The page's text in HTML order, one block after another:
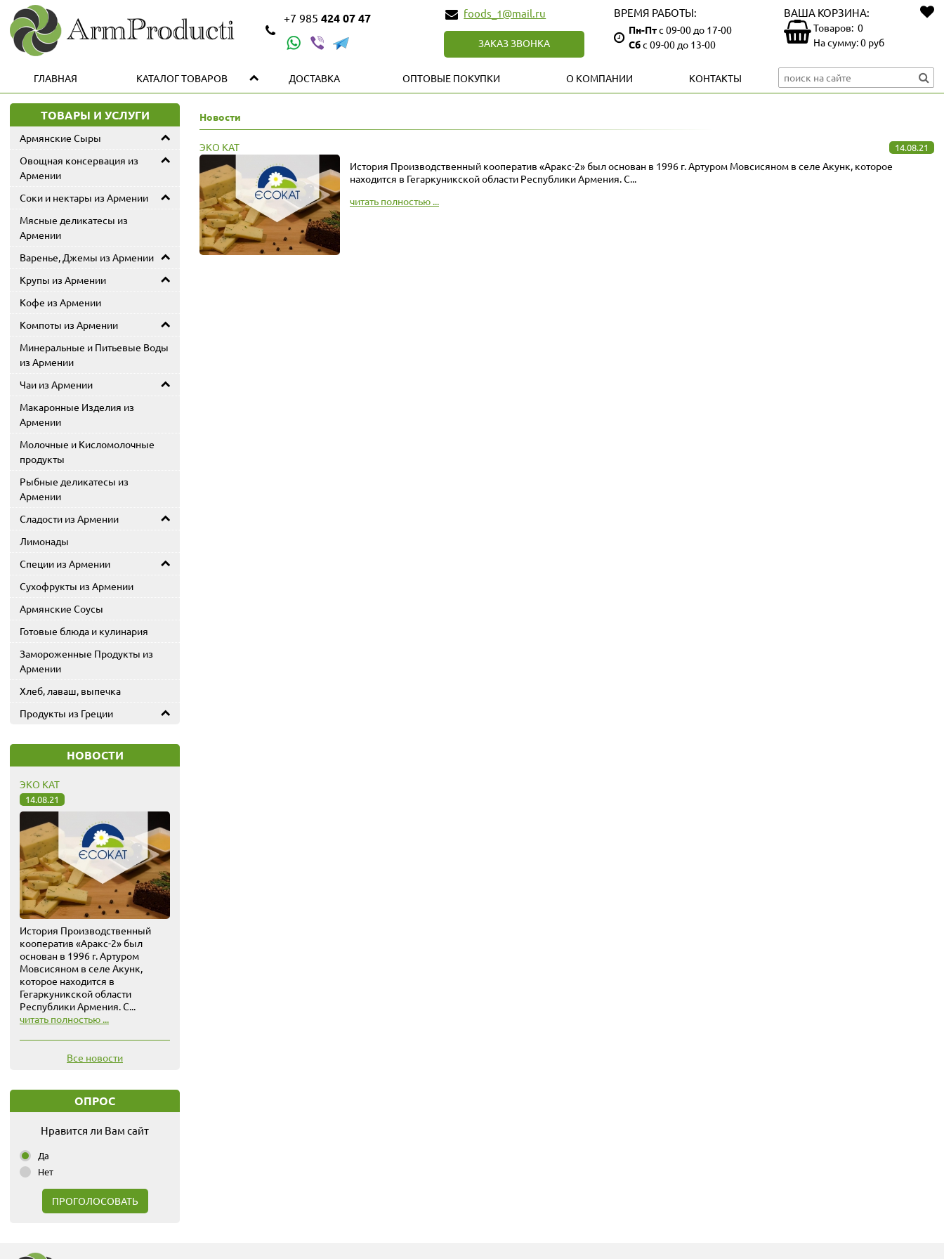
+7 985424 07 47 foods_1@mail.ru
ЗАКАЗ ЗВОНКА
ВРЕМЯ РАБОТЫ:
Пн-Птс 09-00 до 17-00
Сбс 09-00 до 13-00
ВАША КОРЗИНА:
Товаров: 0
На сумму:0 руб
ГЛАВНАЯ КАТАЛОГ ТОВАРОВ ДОСТАВКА ОПТОВЫЕ ПОКУПКИ О КОМПАНИИ КОНТАКТЫ
ТОВАРЫ И УСЛУГИ
Армянские Сыры
Овощная консервация из
Армении
Соки и нектары из Армении
Мясные деликатесы из
Армении
Варенье, Джемы из Армении
Крупы из Армении
Кофе из Армении
Компоты из Армении
Минеральные и Питьевые Воды
из Армении
Чаи из Армении
Макаронные Изделия из
Армении
Молочные и Кисломолочные
продукты
Рыбные деликатесы из
Армении
Сладости из Армении
Лимонады
Специи из Армении
Сухофрукты из Армении
Армянские Соусы
Готовые блюда и кулинария
Замороженные Продукты из
Армении
Хлеб, лаваш, выпечка
Продукты из Греции
НОВОСТИ
ЭКО КАТ
14.08.21
История Производственный
кооператив «Аракс-2» был
основан в 1996 г. Артуром
Мовсисяном в селе Акунк,
которое находится в
Гегаркуникской области
Республики Армения. С...
читать полностью ...
Все новости
ОПРОС
Нравится ли Вам сайт
Да
Нет
ПРОГОЛОСОВАТЬ
Новости
ЭКО КАТ 14.08.21
История Производственный кооператив «Аракс-2» был основан в 1996 г. Артуром Мовсисяном в селе Акунк, которое
находится в Гегаркуникской области Республики Армения. С...
читать полностью ...